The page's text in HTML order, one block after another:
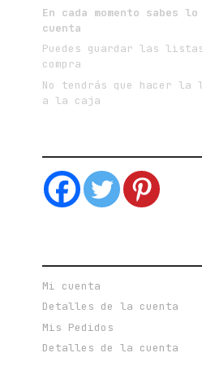
En cada momento sabes
cuenta
Puedes guardar las
compra
No tendrás que hacer
a la caja
Mi cuenta
Detalles de la cuenta
Mis Pedidos
Detalles de la cuenta